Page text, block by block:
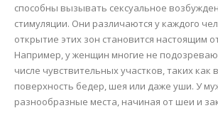
способны вызывать сексуальное
стимуляции. Они различаются у каждого
открытие этих зон становится настоящим
Например, у женщин многие не
числе чувствительных участков, таких как
поверхность бедер, шея или даже уши. У
разнообразные места, начиная от шеи и